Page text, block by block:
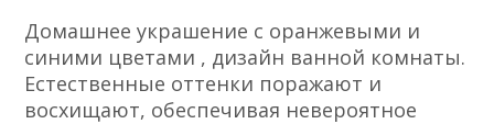
Домашнее украшение с оранжевыми и
синими цветами , дизайн ванной комнаты.
Естественные оттенки поражают и
восхищают, обеспечивая невероятное